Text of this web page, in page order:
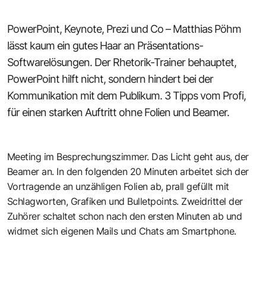
PowerPoint, Keynote, Prezi und Co – Matthias Pöhm
lässt kaum ein gutes Haar an Präsentations-
Softwarelösungen. Der Rhetorik-Trainer behauptet,
PowerPoint hilft nicht, sondern hindert bei der
Kommunikation mit dem Publikum. 3 Tipps vom Profi,
für einen starken Auftritt ohne Folien und Beamer.
Meeting im Besprechungszimmer. Das Licht geht aus, der
Beamer an. In den folgenden 20 Minuten arbeitet sich der
Vortragende an unzähligen Folien ab, prall gefüllt mit
Schlagworten, Grafiken und Bulletpoints. Zweidrittel der
Zuhörer schaltet schon nach den ersten Minuten ab und
widmet sich eigenen Mails und Chats am Smartphone.